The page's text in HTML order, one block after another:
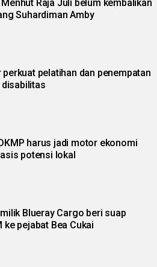
Menhut Raja Juli belum kembalikan
Suhardiman Amby
perkuat pelatihan dan penempatan
harus jadi motor ekonomi
potensi lokal
Blueray Cargo beri suap
ke pejabat Bea Cukai